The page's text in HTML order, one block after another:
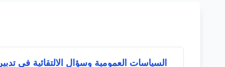
السياسات العمومية وسؤال الالتقائية في تدبير